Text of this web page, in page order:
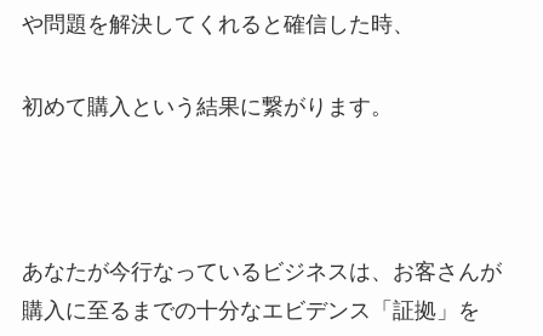
や問題を解決してくれると確信した時、
初めて購入という結果に繋がります。
あなたが今行なっているビジネスは、お客さんが
購入に至るまでの十分なエビデンス「証拠」を